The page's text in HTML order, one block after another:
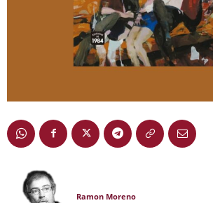
Ramon Moreno